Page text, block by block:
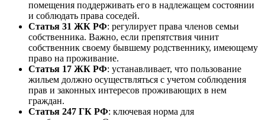
помещения поддерживать его в надлежащем состоянии
и соблюдать права соседей.
Статья 31 ЖК РФ: регулирует права членов семьи
собственника. Важно, если препятствия чинит
собственник своему бывшему родственнику, имеющему
право на проживание.
Статья 17 ЖК РФ: устанавливает, что пользование
жильем должно осуществляться с учетом соблюдения
прав и законных интересов проживающих в нем
граждан.
Статья 247 ГК РФ: ключевая норма для